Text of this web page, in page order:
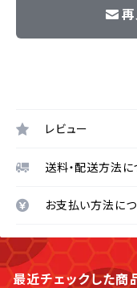
レビュー
送料・配送方法に
お支払い方法につ
最近チェックした商